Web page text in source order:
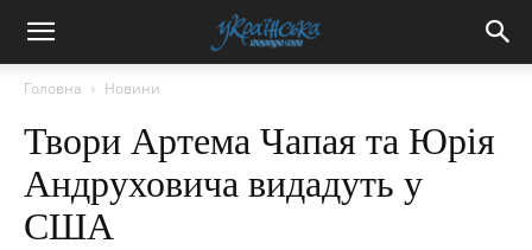
Головна Новини
Твори Артема Чапая та Юрія
Андруховича видадуть у
США